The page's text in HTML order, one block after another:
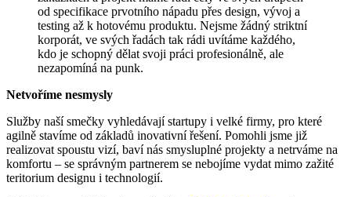
od specifikace prvotního nápadu přes design, vývoj a
testing až k hotovému produktu. Nejsme žádný striktní
korporát, ve svých řadách tak rádi uvítáme každého,
kdo je schopný dělat svoji práci profesionálně, ale
nezapomíná na punk.
Netvoříme nesmysly
Služby naší smečky vyhledávají startupy i velké firmy, pro které
agilně stavíme od základů inovativní řešení. Pomohli jsme již
realizovat spoustu vizí, baví nás smysluplné projekty a netrváme na
komfortu – se správným partnerem se nebojíme vydat mimo zažité
teritorium designu i technologií.